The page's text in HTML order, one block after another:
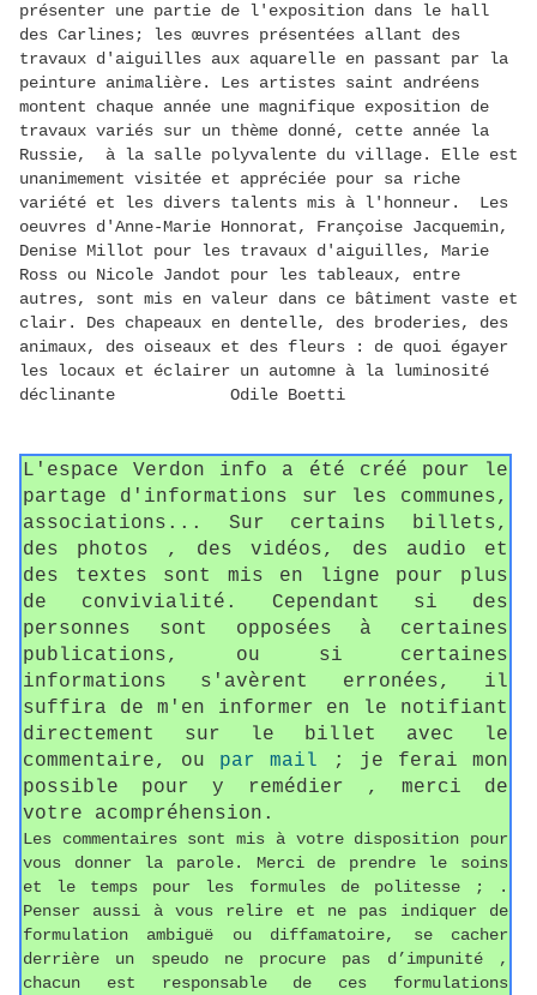
présenter une partie de l'exposition dans le hall
des Carlines; les œuvres présentées allant des
travaux d'aiguilles aux aquarelle en passant par la
peinture animalière. Les artistes saint andréens
montent chaque année une magnifique exposition de
travaux variés sur un thème donné, cette année la
Russie, à la salle polyvalente du village. Elle est
unanimement visitée et appréciée pour sa riche
variété et les divers talents mis à l'honneur. Les
oeuvres d'Anne-Marie Honnorat, Françoise Jacquemin,
Denise Millot pour les travaux d'aiguilles, Marie
Ross ou Nicole Jandot pour les tableaux, entre
autres, sont mis en valeur dans ce bâtiment vaste et
clair. Des chapeaux en dentelle, des broderies, des
animaux, des oiseaux et des fleurs : de quoi égayer
les locaux et éclairer un automne à la luminosité
déclinante Odile Boetti
L'espace Verdon info a été créé pour le
partage d'informations sur les communes,
associations... Sur certains billets,
des photos , des vidéos, des audio et
des textes sont mis en ligne pour plus
de convivialité. Cependant si des
personnes sont opposées à certaines
publications, ou si certaines
informations s'avèrent erronées, il
suffira de m'en informer en le notifiant
directement sur le billet avec le
commentaire, ou par mail ; je ferai mon
possible pour y remédier , merci de
votre acompréhension.
Les commentaires sont mis à votre disposition pour
vous donner la parole. Merci de prendre le soins
et le temps pour les formules de politesse ; .
Penser aussi à vous relire et ne pas indiquer de
formulation ambiguë ou diffamatoire, se cacher
derrière un speudo ne procure pas d’impunité ,
chacun est responsable de ces formulations